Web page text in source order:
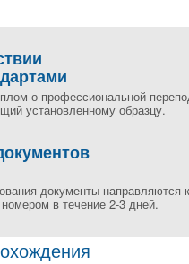
о профессиональной
установленному образцу.
документы направляются
номером в течение 2-3 дней.